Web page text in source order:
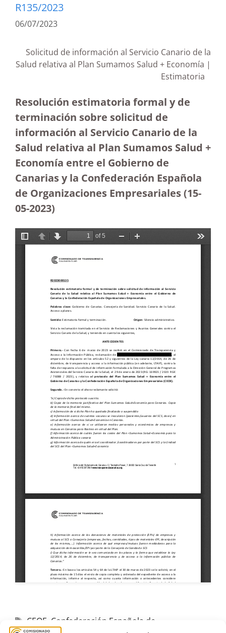
R135/2023
06/07/2023
Solicitud de información al Servicio Canario de la
Salud relativa al Plan Sumamos Salud + Economía |
Estimatoria
Resolución estimatoria formal y de
terminación sobre solicitud de
información al Servicio Canario de la
Salud relativa al Plan Sumamos Salud +
Economía entre el Gobierno de
Canarias y la Confederación Española
de Organizaciones Empresariales(15-
05-2023)
CEOE Confederación Española de